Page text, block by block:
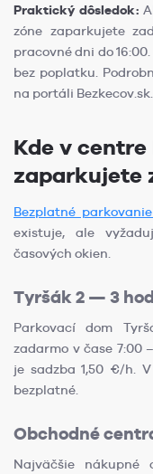
Praktický dôsledok:
zóne zaparkujete
pracovné dni do
bez poplatku.
na portáli Bezkecov.sk.
Kde v
zaparkujete
Bezplatné
existuje, ale
časových okien.
Tyršák 2 — 3
Parkovací dom
zadarmo v čase 7:00
je sadzba 1,50 €/h.
bezplatné.
Obchodné
Najväčšie